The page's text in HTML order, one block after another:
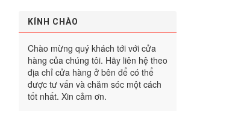
KÍNH CHÀO
Chào mừng quý khách tới với cửa
hàng của chúng tôi. Hãy liên hệ theo
địa chỉ cửa hàng ở bên để có thể
được tư vấn và chăm sóc một cách
tốt nhất. Xin cảm ơn.